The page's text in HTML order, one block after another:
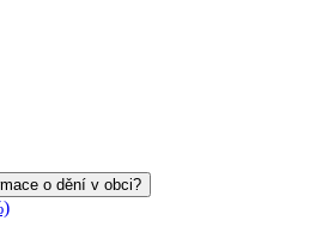
o dění v obci?